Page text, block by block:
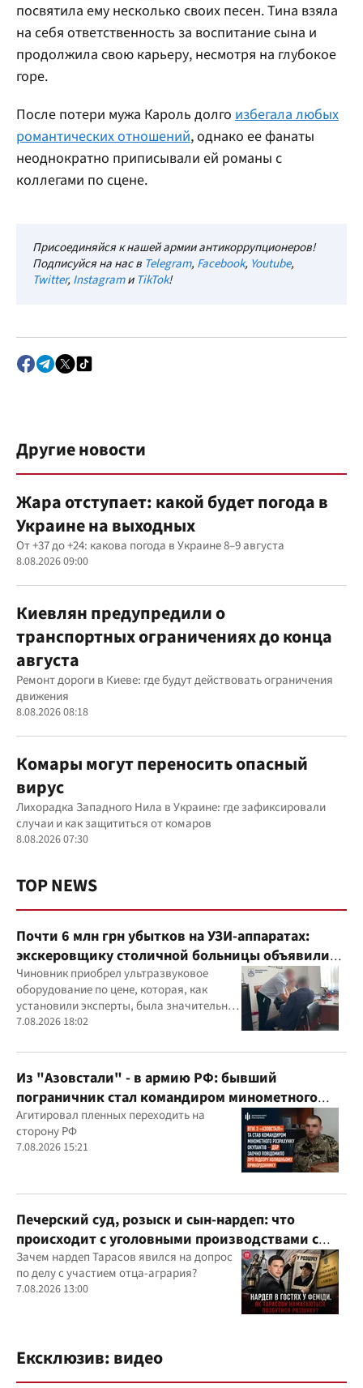
посвятила ему несколько своих песен. Тина взяла
на себя ответственность за воспитание сына и
продолжила свою карьеру, несмотря на глубокое
горе.
После потери мужа Кароль долго избегала любых
романтических отношений, однако ее фанаты
неоднократно приписывали ей романы с
коллегами по сцене.
Присоединяйся к нашей армии антикоррупционеров!
Подписуйся на нас в Telegram, Facebook, Youtube,
Twitter, InstagramиTikTok!
Другие новости
Жара отступает: какой будет погода в
Украине на выходных
От +37 до +24: какова погода в Украине 8–9 августа
8.08.2026 09:00
Киевлян предупредили о
транспортных ограничениях до конца
августа
Ремонт дороги в Киеве: где будут действовать ограничения
движения
8.08.2026 08:18
Комары могут переносить опасный
вирус
Лихорадка Западного Нила в Украине: где зафиксировали
случаи и как защититься от комаров
8.08.2026 07:30
TOP NEWS
Почти 6 млн грн убытков на УЗИ-аппаратах:
экскеровщику столичной больницы объявили
подозрение
Чиновник приобрел ультразвуковое
оборудование по цене, которая, как
установили эксперты, была значительно
выше рыночной
7.08.2026 18:02
Из "Азовстали" - в армию РФ: бывший
пограничник стал командиром минометного
расчета оккупантов
Агитировал пленных переходить на
сторону РФ
7.08.2026 15:21
Печерский суд, розыск и сын-нардеп: что
происходит с уголовными производствами с
участием агробарона Тарасова?
Зачем нардеп Тарасов явился на допрос
по делу с участием отца-агрария?
7.08.2026 13:00
Ексклюзив: видео